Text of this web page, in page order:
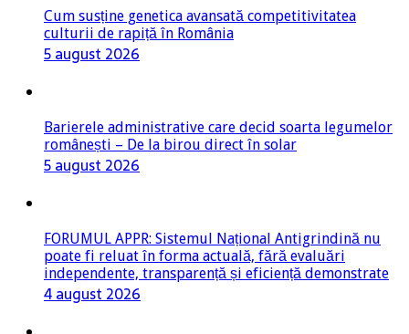
Cum susține genetica avansată competitivitatea
culturii de rapiță în România
5 august 2026
Barierele administrative care decid soarta legumelor
românești – De la birou direct în solar
5 august 2026
FORUMUL APPR: Sistemul Național Antigrindină nu
poate fi reluat în forma actuală, fără evaluări
independente, transparență și eficiență demonstrate
4 august 2026